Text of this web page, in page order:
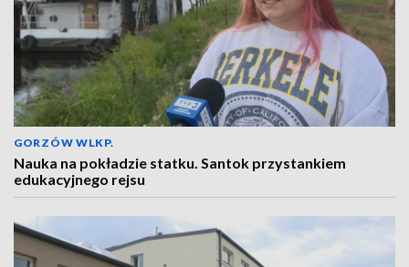
GORZÓW WLKP.
Nauka na pokładzie statku. Santok przystankiem
edukacyjnego rejsu